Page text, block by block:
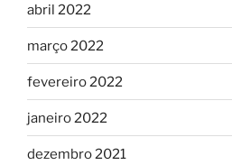
abril 2022
março 2022
fevereiro 2022
janeiro 2022
dezembro 2021